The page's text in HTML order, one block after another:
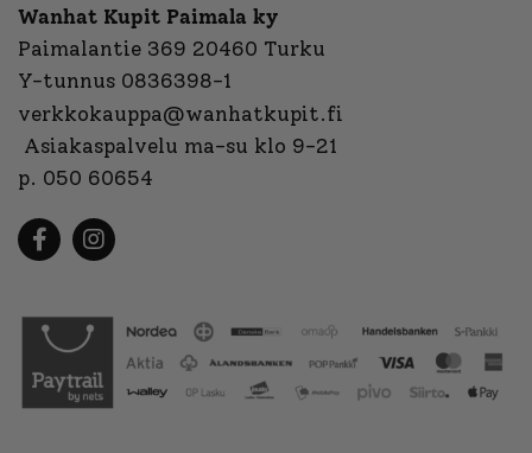
Wanhat Kupit Paimala ky
Paimalantie 369 20460 Turku
Y-tunnus 0836398-1
verkkokauppa@wanhatkupit.fi
Asiakaspalvelu ma-su klo 9-21
p. 050 60654